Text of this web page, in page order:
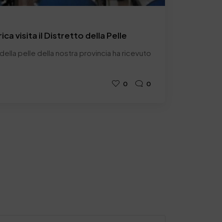
visita il Distretto della Pelle
pelle della nostra provincia ha ricevuto
0 0